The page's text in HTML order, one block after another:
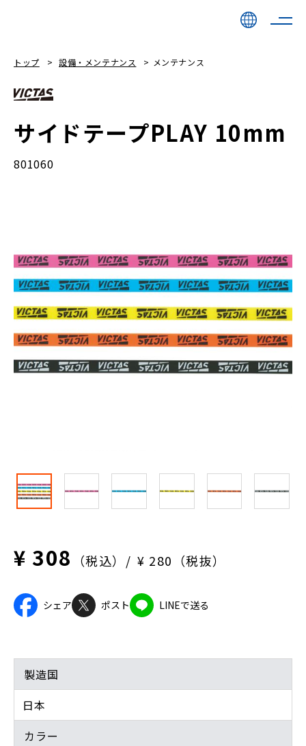
トップ 設備・メンテナンス メンテナンス
サイドテープPLAY 10mm
801060
¥ 308 （税込） ¥ 280（税抜）
シェア ポスト LINEで送る
製造国
日本
カラー